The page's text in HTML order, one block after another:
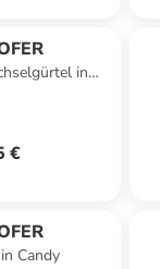
in
€
Candy